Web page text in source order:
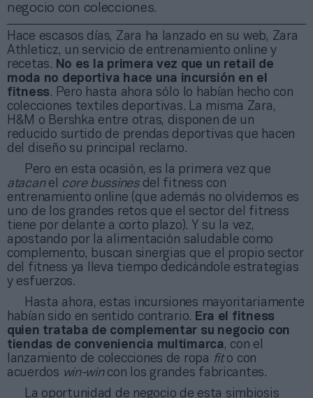
negocio con colecciones.
Hace escasos días, Zara ha lanzado en su web, Zara
Athleticz, un servicio de entrenamiento online y
recetas. No es la primera vez que un retail de
moda no deportiva hace una incursión en el
fitness. Pero hasta ahora sólo lo habían hecho con
colecciones textiles deportivas. La misma Zara,
H&M o Bershka entre otras, disponen de un
reducido surtido de prendas deportivas que hacen
del diseño su principal reclamo.
Pero en esta ocasión, es la primera vez que
atacanel core bussines del fitness con
entrenamiento online (que además no olvidemos es
uno de los grandes retos que el sector del fitness
tiene por delante a corto plazo). Y su la vez,
apostando por la alimentación saludable como
complemento, buscan sinergias que el propio sector
del fitness ya lleva tiempo dedicándole estrategias
y esfuerzos.
Hasta ahora, estas incursiones mayoritariamente
habían sido en sentido contrario. Era el fitness
quien trataba de complementar su negocio con
tiendas de conveniencia multimarca, con el
lanzamiento de colecciones de ropa fito con
acuerdos win-wincon los grandes fabricantes.
La oportunidad de negocio de esta simbiosis